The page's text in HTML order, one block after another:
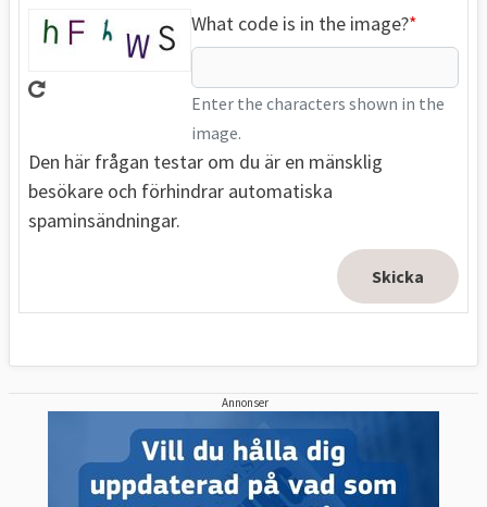
What code is in the image?
Enter the characters shown in the
image.
Den här frågan testar om du är en mänsklig
besökare och förhindrar automatiska
spaminsändningar.
Annonser